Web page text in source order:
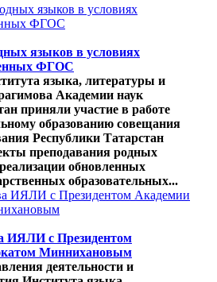
языков в условиях
ФГОС
языка, литературы и
Академии наук
приняли участие в работе
образованию совещания
Республики Татарстан
преподавания родных
обновленных
образовательных...
ИЯЛИ с Президентом
Миннихановым
деятельности и